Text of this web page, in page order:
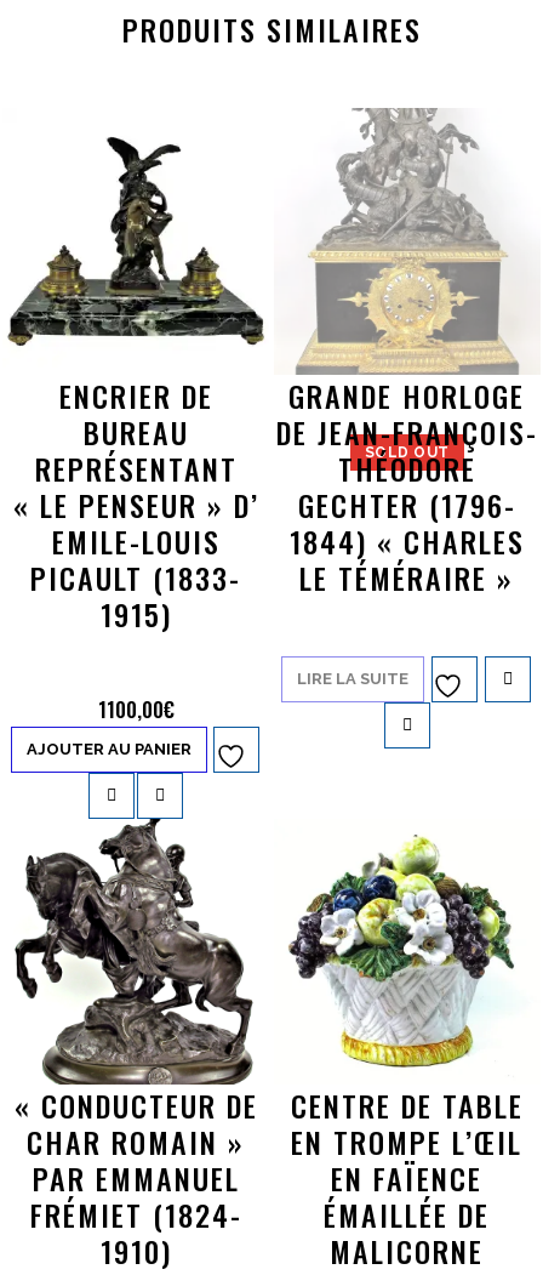
PRODUITS SIMILAIRES
ENCRIER DE
BUREAU
REPRÉSENTANT
« LE PENSEUR » D’
EMILE-LOUIS
PICAULT (1833-
1915)
1100,00€
AJOUTER AU PANIER
SOLD OUT
GRANDE HORLOGE
DE JEAN-FRANÇOIS-
THÉODORE
GECHTER (1796-
1844) « CHARLES
LE TÉMÉRAIRE »
LIRE LA SUITE
« CONDUCTEUR DE
CHAR ROMAIN »
PAR EMMANUEL
FRÉMIET (1824-
1910)
CENTRE DE TABLE
EN TROMPE L’ŒIL
EN FAÏENCE
ÉMAILLÉE DE
MALICORNE